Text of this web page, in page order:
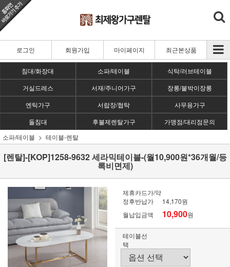
로그인 회원가입 마이페이지 최근본상품
침대/화장대 소파/테이블
식탁/러브테이블
거실드레스
서재/주니어가구
장롱/붙박이장롱
엔틱가구
서랍장/협탁
사무용가구
돌침대
후불제렌탈가구
가맹점/대리점문의
소파/테이블
테이블-렌탈
[렌탈]-[KOP]1258-9632 세라믹테이블-(월10,900원*36개월/등
록비면제)
제휴카드가/약
정후반납가
14,170원
월납입금액
10,900원
테이블선
택